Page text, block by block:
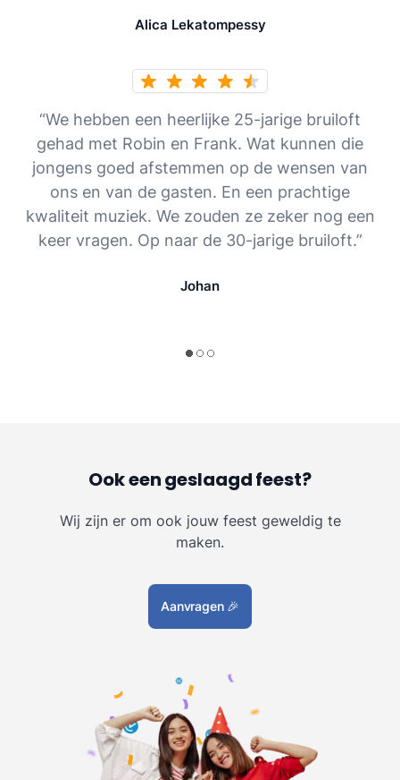
Alica Lekatompessy
“We hebben een heerlijke 25-jarige bruiloft
gehad met Robin en Frank. Wat kunnen die
jongens goed afstemmen op de wensen van
ons en van de gasten. En een prachtige
kwaliteit muziek. We zouden ze zeker nog een
keer vragen. Op naar de 30-jarige bruiloft.”
Johan
Ook een geslaagd feest?
Wij zijn er om ook jouw feest geweldig te
maken.
Aanvragen 🎉